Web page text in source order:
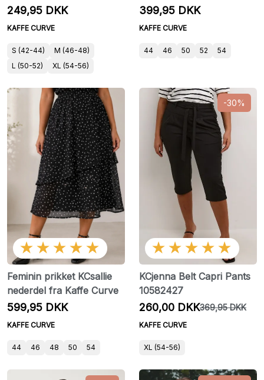
249,95 DKK
KAFFE CURVE
S (42-44)
M (46-48)
L (50-52)
XL (54-56)
Curve
399,95 DKK
KAFFE CURVE
44 46 50 52 54
★★★★★
Feminin prikket KCsallie
nederdel fra Kaffe Curve
599,95 DKK
KAFFE CURVE
44 46 48 50 54
-30%
★★★★★
KCjenna Belt Capri Pants
10582427
260,00 DKK369,95 DKK
KAFFE CURVE
XL (54-56)